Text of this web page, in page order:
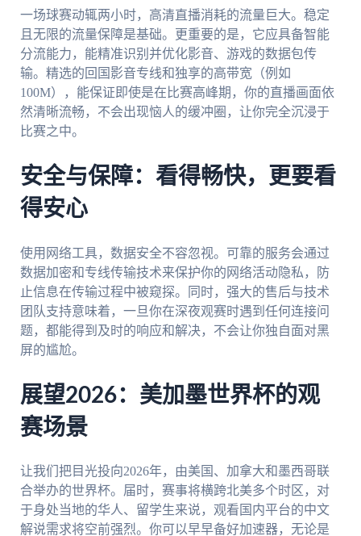
一场球赛动辄两小时，高清直播消耗的流量巨大。稳定
且无限的流量保障是基础。更重要的是，它应具备智能
分流能力，能精准识别并优化影音、游戏的数据包传
输。精选的回国影音专线和独享的高带宽（例如
100M），能保证即使是在比赛高峰期，你的直播画面依
然清晰流畅，不会出现恼人的缓冲圈，让你完全沉浸于
比赛之中。
安全与保障：看得畅快，更要看
得安心
使用网络工具，数据安全不容忽视。可靠的服务会通过
数据加密和专线传输技术来保护你的网络活动隐私，防
止信息在传输过程中被窥探。同时，强大的售后与技术
团队支持意味着，一旦你在深夜观赛时遇到任何连接问
题，都能得到及时的响应和解决，不会让你独自面对黑
屏的尴尬。
展望2026：美加墨世界杯的观
赛场景
让我们把目光投向2026年，由美国、加拿大和墨西哥联
合举办的世界杯。届时，赛事将横跨北美多个时区，对
于身处当地的华人、留学生来说，观看国内平台的中文
解说需求将空前强烈。你可以早早备好加速器，无论是